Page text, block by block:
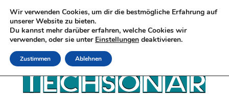
Wir verwenden Cookies, um dir die bestmögliche Erfahrung auf
unserer Website zu bieten.
Du kannst mehr darüber erfahren, welche Cookies wir
verwenden, oder sie unter Einstellungen deaktivieren.
Zustimmen Ablehnen